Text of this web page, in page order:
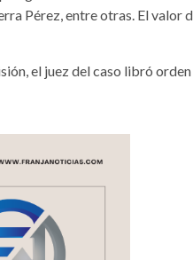
Pérez, entre otras. El valor
el juez del caso libró